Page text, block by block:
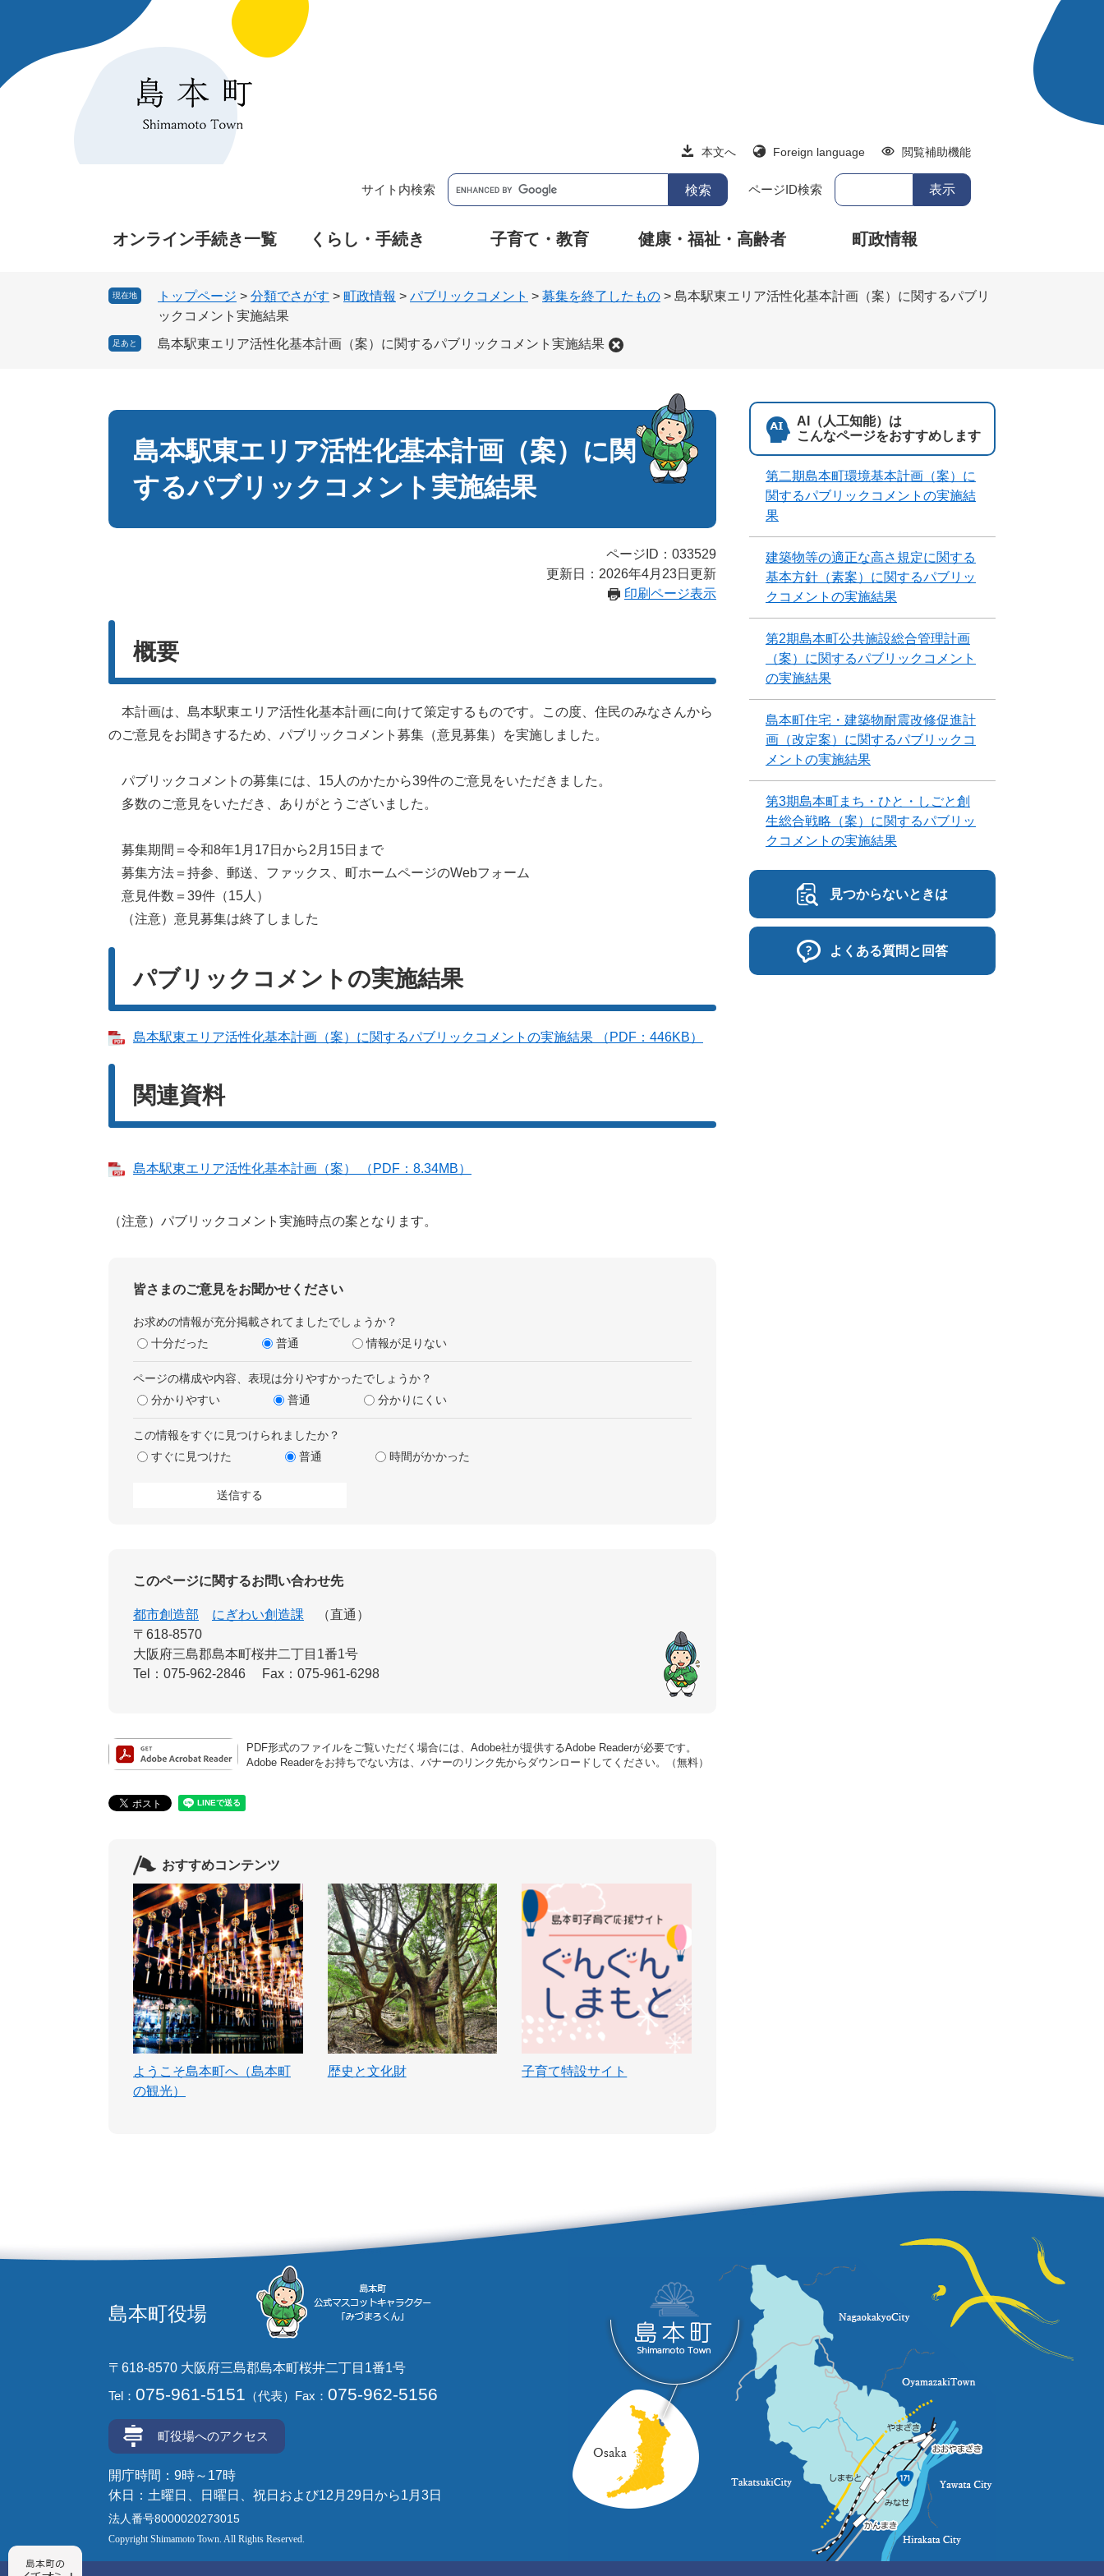
先
を
本文へ Foreign language 閲覧補助機能
サイト内検索 ページID検索
オンライン手続き一覧 くらし・手続き 子育て・教育 健康・福祉・高齢者 町政情報
現在地 トップページ > 分類でさがす > 町政情報 > パブリックコメント > 募集を終了したもの > 島本駅東エリア活性化基本計画（案）に関するパブリ
ックコメント実施結果
足あと 島本駅東エリア活性化基本計画（案）に関するパブリックコメント実施結果
島本駅東エリア活性化基本計画（案）に関
するパブリックコメント実施結果
ページID：033529
更新日：2026年4月23日更新
印刷ページ表示
概要
本計画は、島本駅東エリア活性化基本計画に向けて策定するものです。この度、住民のみなさんから
のご意見をお聞きするため、パブリックコメント募集（意見募集）を実施しました。
パブリックコメントの募集には、15人のかたから39件のご意見をいただきました。
多数のご意見をいただき、ありがとうございました。
募集期間＝令和8年1月17日から2月15日まで
募集方法＝持参、郵送、ファックス、町ホームページのWebフォーム
意見件数＝39件（15人）
（注意）意見募集は終了しました
パブリックコメントの実施結果
島本駅東エリア活性化基本計画（案）に関するパブリックコメントの実施結果 （PDF：446KB）
関連資料
島本駅東エリア活性化基本計画（案） （PDF：8.34MB）
（注意）パブリックコメント実施時点の案となります。
皆さまのご意見をお聞かせください
お求めの情報が充分掲載されてましたでしょうか？
十分だった
普通 情報が足りない
ページの構成や内容、表現は分りやすかったでしょうか？
分かりやすい
普通 分かりにくい
この情報をすぐに見つけられましたか？
すぐに見つけた
普通 時間がかかった
このページに関するお問い合わせ先
都市創造部 にぎわい創造課
直通
〒618-8570
大阪府三島郡島本町桜井二丁目1番1号
Tel：075-962-2846
Fax：075-961-6298
PDF形式のファイルをご覧いただく場合には、Adobe社が提供するAdobe Readerが必要です。
Adobe Readerをお持ちでない方は、バナーのリンク先からダウンロードしてください。（無料）
おすすめコンテンツ
ようこそ島本町へ（島本町
の観光）
歴史と文化財 子育て特設サイト
AI（人工知能）は
こんなページをおすすめします
第二期島本町環境基本計画（案）に
関するパブリックコメントの実施結
果
建築物等の適正な高さ規定に関する
基本方針（素案）に関するパブリッ
クコメントの実施結果
第2期島本町公共施設総合管理計画
（案）に関するパブリックコメント
の実施結果
島本町住宅・建築物耐震改修促進計
画（改定案）に関するパブリックコ
メントの実施結果
第3期島本町まち・ひと・しごと創
生総合戦略（案）に関するパブリッ
クコメントの実施結果
見つからないときは
よくある質問と回答
島本町役場
〒618-8570 大阪府三島郡島本町桜井二丁目1番1号
Tel： 075-961-5151 （代表） Fax： 075-962-5156
町役場へのアクセス
開庁時間：9時～17時
休日：土曜日、日曜日、祝日および12月29日から1月3日
法人番号8000020273015
Copyright Shimamoto Town. All Rights Reserved.